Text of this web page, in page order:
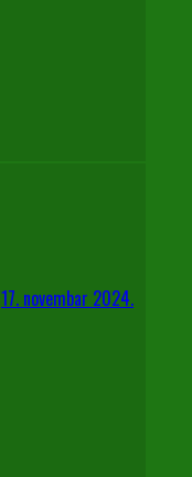
17. novembar 2024.